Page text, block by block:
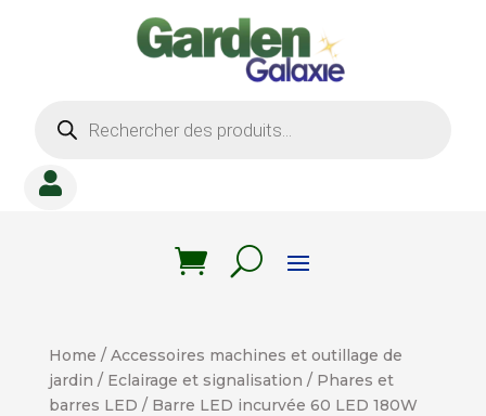
produits

Home / Accessoires machines et outillage de
jardin / Eclairage et signalisation / Phares et
barres LED / Barre LED incurvée 60 LED 180W